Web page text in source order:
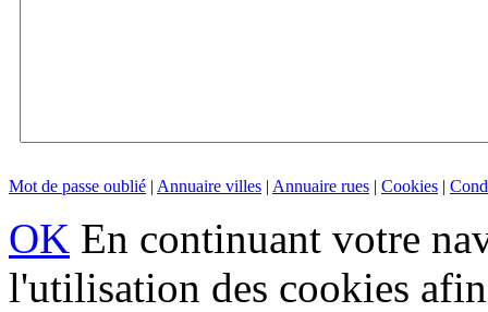
Mot de passe oublié | Annuaire villes | Annuaire rues | Cookies |
OK En continuant votre
l'utilisation des cookies